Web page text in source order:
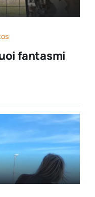
fantasmi